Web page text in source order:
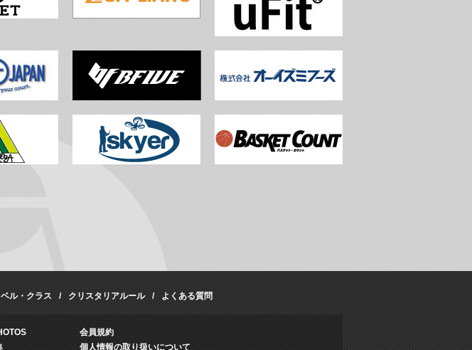
ル・クラス クリスタリアルール よくある質問
会員規約
個人情報の取り扱いについて